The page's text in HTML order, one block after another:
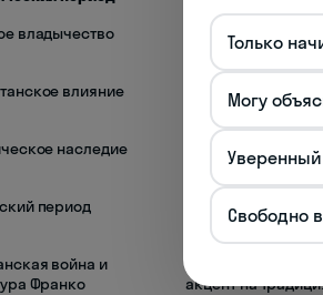
владычество
Правовая
семьи
влияние
Научные знания,
наследие
Религиозные
нормы
период
Национальная
война и
Франко
акцент на
Только
Могу
Свободно